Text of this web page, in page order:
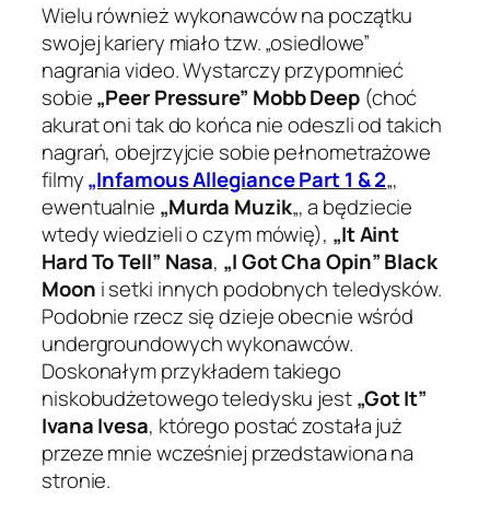
Wielu również wykonawców na początku
swojej kariery miało tzw. „osiedlowe”
nagrania video. Wystarczy przypomnieć
sobie„Peer Pressure” Mobb Deep(choć
akurat oni tak do końca nie odeszli od takich
nagrań, obejrzyjcie sobie pełnometrażowe
filmy„Infamous Allegiance Part 1 & 2„,
ewentualnie „Murda Muzik„, a będziecie
wtedy wiedzieli o czym mówię), „It Aint
Hard To Tell” Nasa, „I Got Cha Opin” Black
Moon i setki innych podobnych teledysków.
Podobnie rzecz się dzieje obecnie wśród
undergroundowych wykonawców.
Doskonałym przykładem takiego
niskobudżetowego teledysku jest„Got It”
Ivana Ivesa, którego postać została już
przeze mnie wcześniej przedstawiona na
stronie.